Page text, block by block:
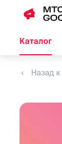
Каталог
Назад к